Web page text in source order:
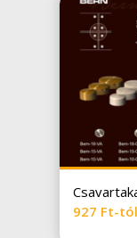
927 Ft-tól